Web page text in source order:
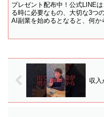
プレゼント配布中！公式LINE
る時に必要なもの、大切な3つ
AI副業を始めるとなると、何か
収入